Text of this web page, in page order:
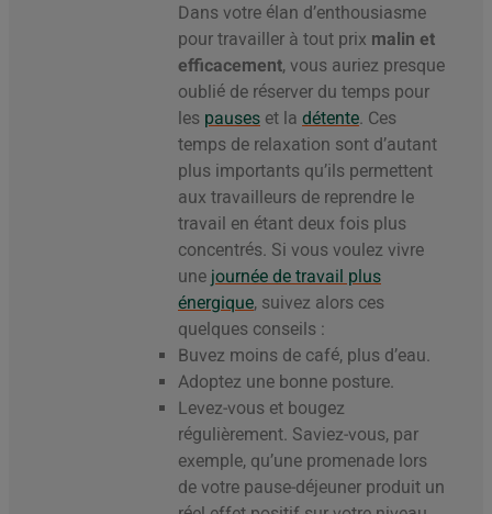
Dans votre élan d’enthousiasme
pour travailler à tout prix malin et
efficacement, vous auriez presque
oublié de réserver du temps pour
les pauses et la détente. Ces
temps de relaxation sont d’autant
plus importants qu’ils permettent
aux travailleurs de reprendre le
travail en étant deux fois plus
concentrés. Si vous voulez vivre
une journée de travail plus
énergique, suivez alors ces
quelques conseils :
Buvez moins de café, plus d’eau.
Adoptez une bonne posture.
Levez-vous et bougez
régulièrement. Saviez-vous, par
exemple, qu’une promenade lors
de votre pause-déjeuner produit un